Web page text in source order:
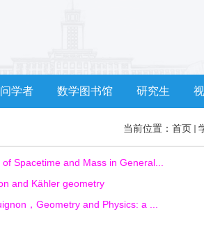
学者 数学图书馆 研究生
当前位置： 首页
Spacetime and Mass in General...
and Kähler geometry
，Geometry and Physics: a ...